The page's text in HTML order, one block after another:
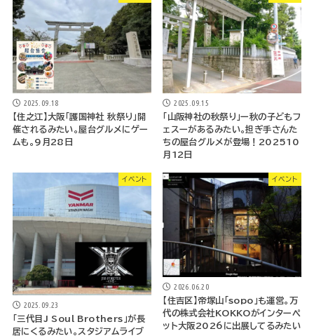
2025.09.18
【住之江】大阪「護国神社 秋祭り」開
催されるみたい。屋台グルメにゲー
ムも。9月28日
2025.09.15
「山阪神社の秋祭り」ー秋の子どもフ
ェスーがあるみたい。担ぎ手さんた
ちの屋台グルメが登場！202510
月12日
イベント
2025.09.23
「三代目J Soul Brothers」が長
居にくるみたい。スタジアムライブ
イベント
2026.06.20
【住吉区】帝塚山「sopo」も運営。万
代の株式会社KOKKOがインターペ
ット大阪2026に出展してるみたい